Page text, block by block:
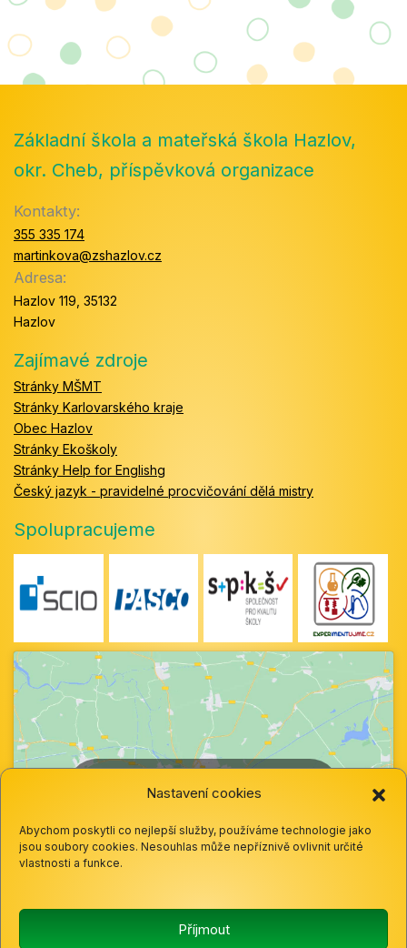
Nastavení cookies
Abychom poskytli co nejlepší služby, používáme technologie jako
jsou soubory cookies. Nesouhlas může nepříznivě ovlivnit určité
vlastnosti a funkce.
Příjmout
Základní škola a mateřská škola Hazlov,
okr. Cheb, příspěvková organizace
Kontakty:
355 335 174
martinkova@zshazlov.cz
Adresa:
Hazlov 119, 35132
Hazlov
Zajímavé zdroje
Stránky MŠMT
Stránky Karlovarského kraje
Obec Hazlov
Stránky Ekoškoly
Stránky Help for Englishg
Český jazyk - pravidelné procvičování dělá mistry
Spolupracujeme
cookie a povolte tento obsah